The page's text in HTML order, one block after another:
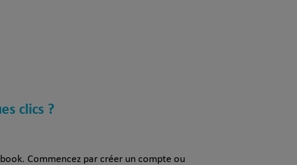
clics ?
Commencez par créer un compte ou